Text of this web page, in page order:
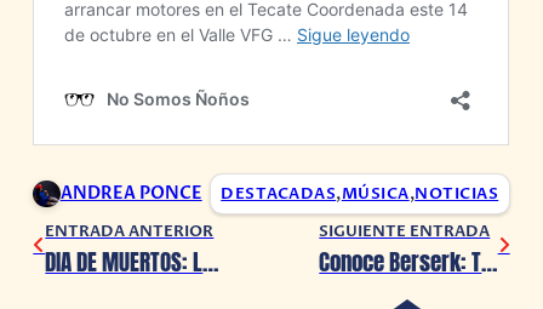
ANDREA PONCE DESTACADAS,MÚSICA,NOTICIAS
ENTRADA ANTERIOR
DIA DE MUERTOS: La película mexicana que retrata la fragilidad de la vida
SIGUIENTE ENTRADA
Conoce Berserk: The Black Swordsman, un anime hecho por fans